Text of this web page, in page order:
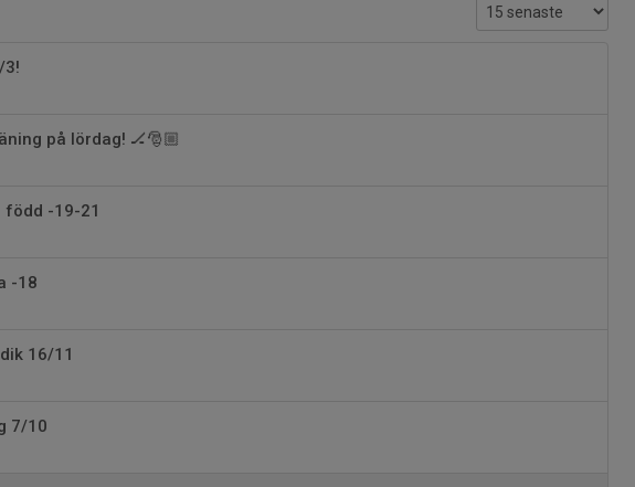
3!
på lördag! 🏒🎅🏼
född -19-21
-18
16/11
7/10